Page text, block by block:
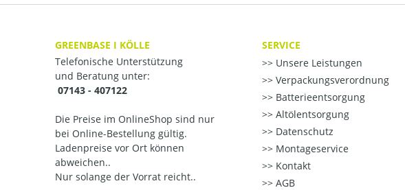
GREENBASE I KÖLLE
Telefonische Unterstützung
und Beratung unter:
07143 - 407122
Die Preise im OnlineShop sind nur
bei Online-Bestellung gültig.
Ladenpreise vor Ort können
abweichen..
Nur solange der Vorrat reicht..
SERVICE
Unsere Leistungen
Verpackungsverordnung
Batterieentsorgung
Altölentsorgung
Datenschutz
Montageservice
Kontakt
AGB